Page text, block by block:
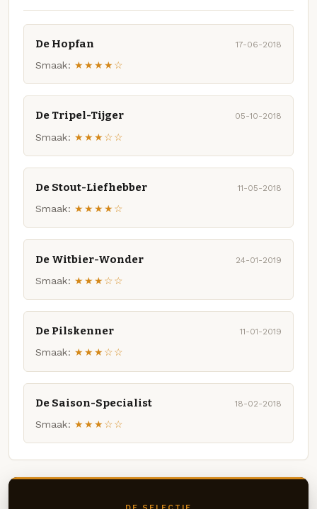
De Hopfan 17-06-2018
Smaak: ★★★★☆
De Tripel-Tijger 05-10-2018
Smaak: ★★★☆☆
De Stout-Liefhebber 11-05-2018
Smaak: ★★★★☆
De Witbier-Wonder 24-01-2019
Smaak: ★★★☆☆
De Pilskenner 11-01-2019
Smaak: ★★★☆☆
De Saison-Specialist 18-02-2018
Smaak: ★★★☆☆